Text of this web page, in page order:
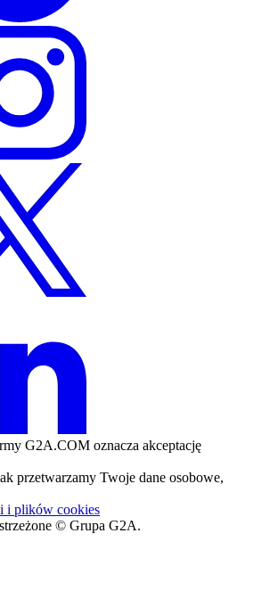
G2A.COM oznacza akceptację
przetwarzamy Twoje dane osobowe,
i plików cookies
© Grupa G2A.